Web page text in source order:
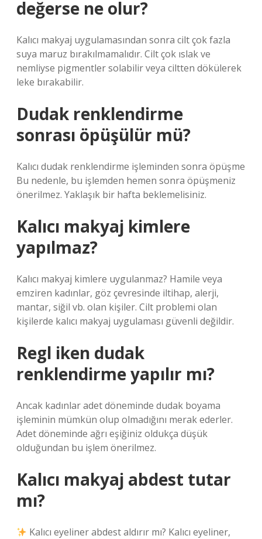
değerse ne olur?
Kalıcı makyaj uygulamasından sonra cilt çok fazla
suya maruz bırakılmamalıdır. Cilt çok ıslak ve
nemliyse pigmentler solabilir veya ciltten dökülerek
leke bırakabilir.
Dudak renklendirme
sonrası öpüşülür mü?
Kalıcı dudak renklendirme işleminden sonra öpüşme
Bu nedenle, bu işlemden hemen sonra öpüşmeniz
önerilmez. Yaklaşık bir hafta beklemelisiniz.
Kalıcı makyaj kimlere
yapılmaz?
Kalıcı makyaj kimlere uygulanmaz? Hamile veya
emziren kadınlar, göz çevresinde iltihap, alerji,
mantar, siğil vb. olan kişiler. Cilt problemi olan
kişilerde kalıcı makyaj uygulaması güvenli değildir.
Regl iken dudak
renklendirme yapılır mı?
Ancak kadınlar adet döneminde dudak boyama
işleminin mümkün olup olmadığını merak ederler.
Adet döneminde ağrı eşiğiniz oldukça düşük
olduğundan bu işlem önerilmez.
Kalıcı makyaj abdest tutar
mı?
Kalıcı eyeliner abdest aldırır mı? Kalıcı eyeliner,